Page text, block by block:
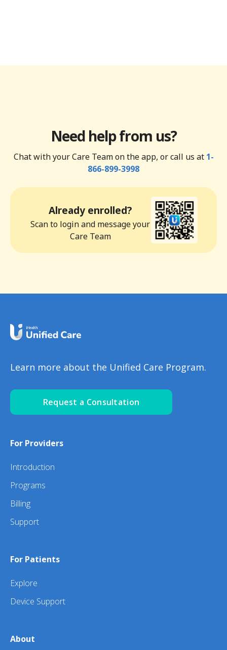
Need help from us?
Chat with your Care Team on the app, or call us at 1-
866-899-3998
Already enrolled?
Scan to login and message your
Care Team
Learn more about the Unified Care Program.
Request a Consultation
For Providers
Introduction
Programs
Billing
Support
For Patients
Explore
Device Support
About